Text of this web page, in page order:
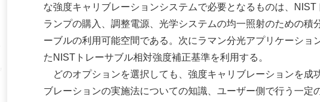
な強度キャリブレーションシステムで必要となるものは、
ランプの購入、調整電源、光学システムの均一照射のための
ーブルの利用可能空間である。次にラマン分光アプリケーシ
たNISTトレーサブル相対強度補正基準を利用する。
どのオプションを選択しても、強度キャリブレーションを成
ブレーションの実施法についての知識、ユーザー側で行う一